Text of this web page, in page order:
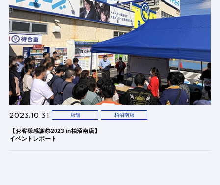
2023.10.31 店舗 柏沼南店
【お客様感謝祭2023 in柏沼南店】
イベントレポート